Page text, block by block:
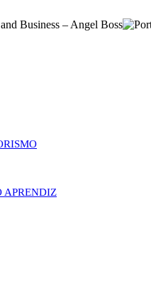
APRENDIZ